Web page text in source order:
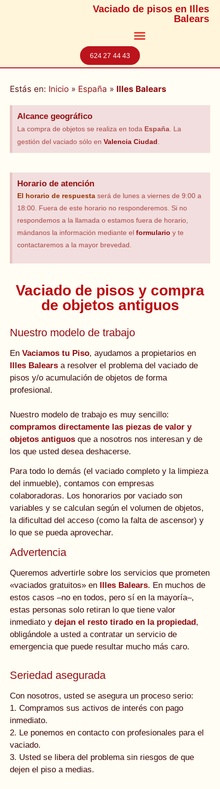
Vaciado de pisos en Illes
Balears
624 27 44 43
Estás en: Inicio » España » Illes Balears
Alcance geográfico
La compra de objetos se realiza en toda España . La
gestión del vaciado sólo en Valencia Ciudad
Horario de atención
El horario de respuesta será de lunes a viernes de 9:00 a
18:00. Fuera de este horario no responderemos. Si no
respondemos a la llamada o estamos fuera de horario,
mándanos la información mediante el formulario y te
contactaremos a la mayor brevedad.
Vaciado de pisos y compra
de objetos antiguos
Nuestro modelo de trabajo
En Vaciamos tu Piso, ayudamos a propietarios en
Illes Balears a resolver el problema del vaciado de
pisos y/o acumulación de objetos de forma
profesional.
Nuestro modelo de trabajo es muy sencillo:
compramos directamente las piezas de valor y
objetos antiguos que a nosotros nos interesan y de
los que usted desea deshacerse.
Para todo lo demás (el vaciado completo y la limpieza
del inmueble), contamos con empresas
colaboradoras. Los honorarios por vaciado son
variables y se calculan según el volumen de objetos,
la dificultad del acceso (como la falta de ascensor) y
lo que se pueda aprovechar.
Advertencia
Queremos advertirle sobre los servicios que prometen
«vaciados gratuitos» en Illes Balears. En muchos de
estos casos –no en todos, pero sí en la mayoría–,
estas personas solo retiran lo que tiene valor
inmediato y dejan el resto tirado en la propiedad,
obligándole a usted a contratar un servicio de
emergencia que puede resultar mucho más caro.
Seriedad asegurada
Con nosotros, usted se asegura un proceso serio:
1. Compramos sus activos de interés con pago
inmediato.
2. Le ponemos en contacto con profesionales para el
vaciado.
3. Usted se libera del problema sin riesgos de que
dejen el piso a medias.